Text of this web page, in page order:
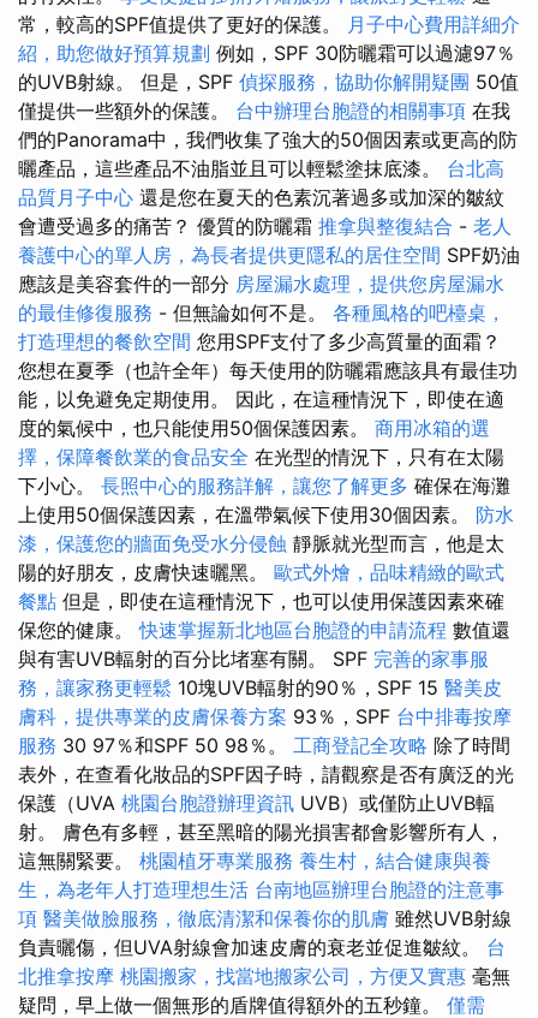
常，較高的SPF值提供了更好的保護。 月子中心費用詳細介
紹，助您做好預算規劃 例如，SPF 30防曬霜可以過濾97％
的UVB射線。 但是，SPF 偵探服務，協助你解開疑團 50值
僅提供一些額外的保護。 台中辦理台胞證的相關事項 在我
們的Panorama中，我們收集了強大的50個因素或更高的防
曬產品，這些產品不油脂並且可以輕鬆塗抹底漆。 台北高
品質月子中心 還是您在夏天的色素沉著過多或加深的皺紋
會遭受過多的痛苦？ 優質的防曬霜 推拿與整復結合 - 老人
養護中心的單人房，為長者提供更隱私的居住空間 SPF奶油
應該是美容套件的一部分 房屋漏水處理，提供您房屋漏水
的最佳修復服務 - 但無論如何不是。 各種風格的吧檯桌，
打造理想的餐飲空間 您用SPF支付了多少高質量的面霜？
您想在夏季（也許全年）每天使用的防曬霜應該具有最佳功
能，以免避免定期使用。 因此，在這種情況下，即使在適
度的氣候中，也只能使用50個保護因素。 商用冰箱的選
擇，保障餐飲業的食品安全 在光型的情況下，只有在太陽
下小心。 長照中心的服務詳解，讓您了解更多 確保在海灘
上使用50個保護因素，在溫帶氣候下使用30個因素。 防水
漆，保護您的牆面免受水分侵蝕 靜脈就光型而言，他是太
陽的好朋友，皮膚快速曬黑。 歐式外燴，品味精緻的歐式
餐點 但是，即使在這種情況下，也可以使用保護因素來確
保您的健康。快速掌握新北地區台胞證的申請流程 數值還
與有害UVB輻射的百分比堵塞有關。 SPF 完善的家事服
務，讓家務更輕鬆 10塊UVB輻射的90％，SPF 15 醫美皮
膚科，提供專業的皮膚保養方案 93％，SPF 台中排毒按摩
服務 30 97％和SPF 50 98％。 工商登記全攻略 除了時間
表外，在查看化妝品的SPF因子時，請觀察是否有廣泛的光
保護（UVA 桃園台胞證辦理資訊 UVB）或僅防止UVB輻
射。 膚色有多輕，甚至黑暗的陽光損害都會影響所有人，
這無關緊要。 桃園植牙專業服務 養生村，結合健康與養
生，為老年人打造理想生活 台南地區辦理台胞證的注意事
項 醫美做臉服務，徹底清潔和保養你的肌膚 雖然UVB射線
負責曬傷，但UVA射線會加速皮膚的衰老並促進皺紋。 台
北推拿按摩 桃園搬家，找當地搬家公司，方便又實惠 毫無
疑問，早上做一個無形的盾牌值得額外的五秒鐘。 僅需